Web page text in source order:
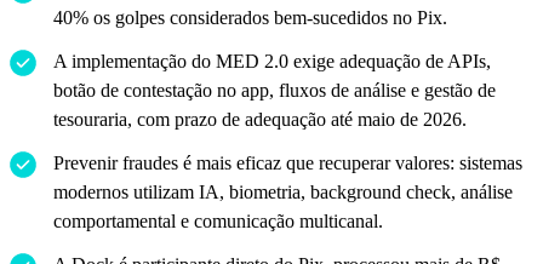
40% os golpes considerados bem-sucedidos no Pix.
A implementação do MED 2.0 exige adequação de APIs,
botão de contestação no app, fluxos de análise e gestão de
tesouraria, com prazo de adequação até maio de 2026.
Prevenir fraudes é mais eficaz que recuperar valores: sistemas
modernos utilizam IA, biometria, background check, análise
comportamental e comunicação multicanal.